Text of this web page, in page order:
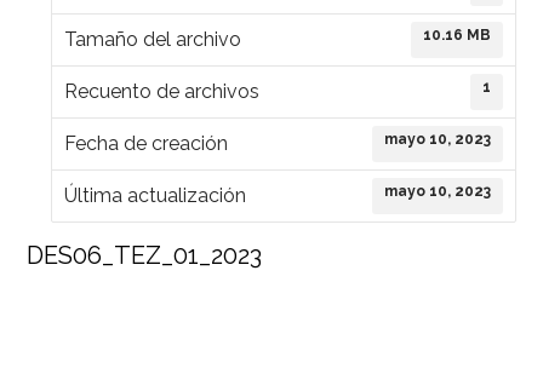
Tamaño del archivo 10.16 MB
Recuento de archivos 1
Fecha de creación mayo 10, 2023
Última actualización mayo 10, 2023
DES06_TEZ_01_2023